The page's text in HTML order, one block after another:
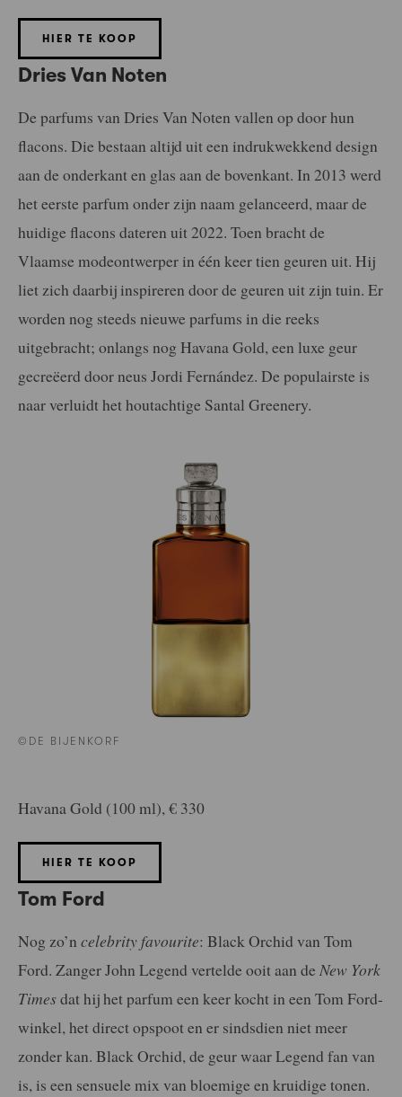
HIER TE KOOP
Dries Van Noten
De parfums van Dries Van Noten vallen op door hun
flacons. Die bestaan altijd uit een indrukwekkend design
aan de onderkant en glas aan de bovenkant. In 2013 werd
het eerste parfum onder zijn naam gelanceerd, maar de
huidige flacons dateren uit 2022. Toen bracht de
Vlaamse modeontwerper in één keer tien geuren uit. Hij
liet zich daarbij inspireren door de geuren uit zijn tuin. Er
worden nog steeds nieuwe parfums in die reeks
uitgebracht; onlangs nog Havana Gold, een luxe geur
gecreëerd door neus Jordi Fernández. De populairste is
naar verluidt het houtachtige Santal Greenery.
©DE BIJENKORF
Havana Gold (100 ml), € 330
HIER TE KOOP
Tom Ford
Nog zo’n celebrity favourite: Black Orchid van Tom
Ford. Zanger John Legend vertelde ooit aan de New York
Timesdat hij het parfum een keer kocht in een Tom Ford-
winkel, het direct opspoot en er sindsdien niet meer
zonder kan. Black Orchid, de geur waar Legend fan van
is, is een sensuele mix van bloemige en kruidige tonen.